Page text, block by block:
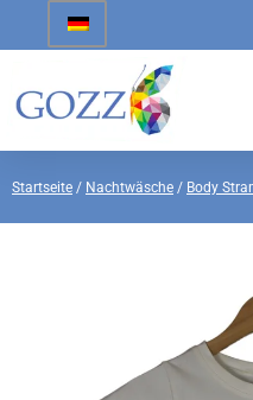
Startseite / Nachtwäsche / Body